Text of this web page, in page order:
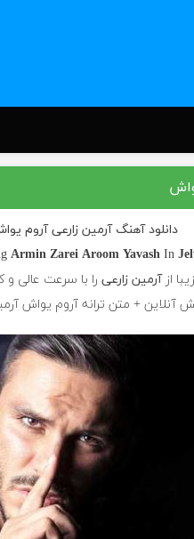
دانلود آهنگ آرمین زارعی آروم
Armin Zarei Aroom YavashIn
ازآرمین زارعی را با سرعت عالی و
آنلاین + متن ترانه آروم یواش